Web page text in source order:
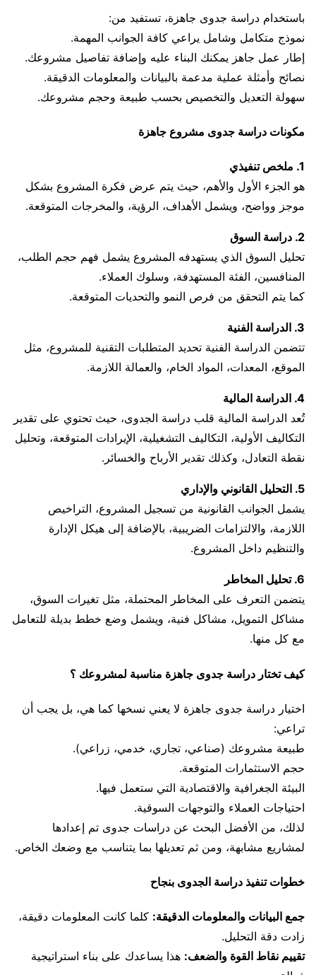
باستخدام دراسة جدوى جاهزة، تستفيد من:
نموذج متكامل وشامل يراعي كافة الجوانب المهمة.
إطار عمل جاهز يمكنك البناء عليه وإضافة تفاصيل مشروعك.
نصائح وأمثلة عملية مدعمة بالبيانات والمعلومات الدقيقة.
سهولة التعديل والتخصيص بحسب طبيعة وحجم مشروعك.
مكونات دراسة جدوى مشروع جاهزة
1. ملخص تنفيذي
هو الجزء الأول والأهم، حيث يتم عرض فكرة المشروع بشكل
موجز وواضح، ويشمل الأهداف، الرؤية، والمخرجات المتوقعة.
2. دراسة السوق
تحليل السوق الذي يستهدفه المشروع يشمل فهم حجم الطلب،
المنافسين، الفئة المستهدفة، وسلوك العملاء.
كما يتم التحقق من فرص النمو والتحديات المتوقعة.
3. الدراسة الفنية
تتضمن الدراسة الفنية تحديد المتطلبات التقنية للمشروع، مثل
الموقع، المعدات، المواد الخام، والعمالة اللازمة.
4. الدراسة المالية
تُعد الدراسة المالية قلب دراسة الجدوى، حيث تحتوي على تقدير
التكاليف الأولية، التكاليف التشغيلية، الإيرادات المتوقعة، وتحليل
نقطة التعادل، وكذلك تقدير الأرباح والخسائر.
5. التحليل القانوني والإداري
يشمل الجوانب القانونية من تسجيل المشروع، التراخيص
اللازمة، والالتزامات الضريبية، بالإضافة إلى هيكل الإدارة
والتنظيم داخل المشروع.
6. تحليل المخاطر
يتضمن التعرف على المخاطر المحتملة، مثل تغيرات السوق،
مشاكل التمويل، مشاكل فنية، ويشمل وضع خطط بديلة للتعامل
مع كل منها.
كيف تختار دراسة جدوى جاهزة مناسبة لمشروعك ؟
اختيار دراسة جدوى جاهزة لا يعني نسخها كما هي، بل يجب أن
تراعي:
طبيعة مشروعك (صناعي، تجاري، خدمي، زراعي).
حجم الاستثمارات المتوقعة.
البيئة الجغرافية والاقتصادية التي ستعمل فيها.
احتياجات العملاء والتوجهات السوقية.
لذلك، من الأفضل البحث عن دراسات جدوى تم إعدادها
لمشاريع مشابهة، ومن ثم تعديلها بما يتناسب مع وضعك الخاص.
خطوات تنفيذ دراسة الجدوى بنجاح
جمع البيانات والمعلومات الدقيقة: كلما كانت المعلومات دقيقة،
زادت دقة التحليل.
تقييم نقاط القوة والضعف: هذا يساعدك على بناء استراتيجية